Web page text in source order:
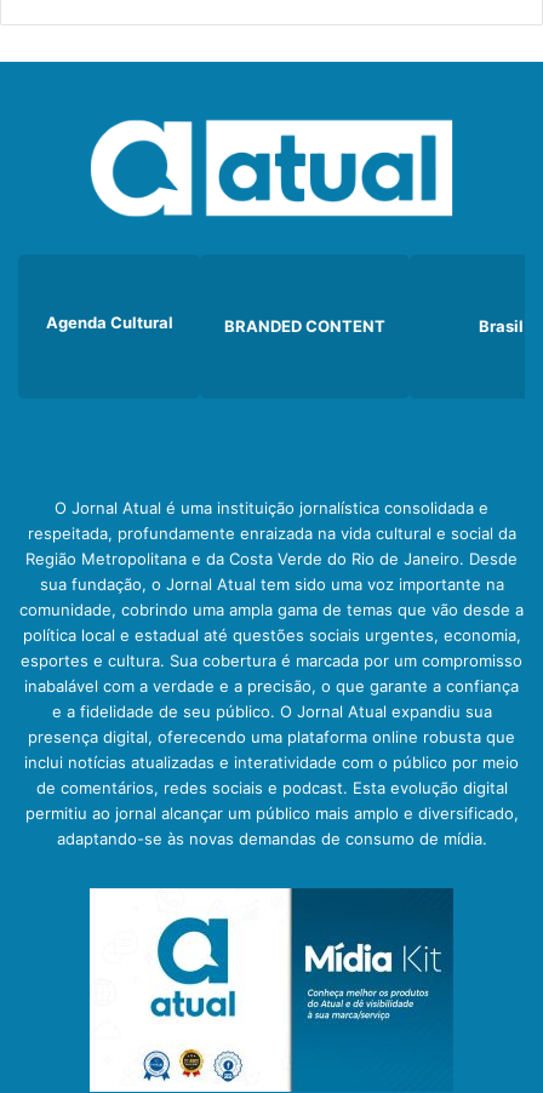
Agenda Cultural BRANDED CONTENT Brasil
O Jornal Atual é uma instituição jornalística consolidada e
respeitada, profundamente enraizada na vida cultural e social da
Região Metropolitana e da Costa Verde do Rio de Janeiro. Desde
sua fundação, o Jornal Atual tem sido uma voz importante na
comunidade, cobrindo uma ampla gama de temas que vão desde a
política local e estadual até questões sociais urgentes, economia,
esportes e cultura. Sua cobertura é marcada por um compromisso
inabalável com a verdade e a precisão, o que garante a confiança
e a fidelidade de seu público. O Jornal Atual expandiu sua
presença digital, oferecendo uma plataforma online robusta que
inclui notícias atualizadas e interatividade com o público por meio
de comentários, redes sociais e podcast. Esta evolução digital
permitiu ao jornal alcançar um público mais amplo e diversificado,
adaptando-se às novas demandas de consumo de mídia.